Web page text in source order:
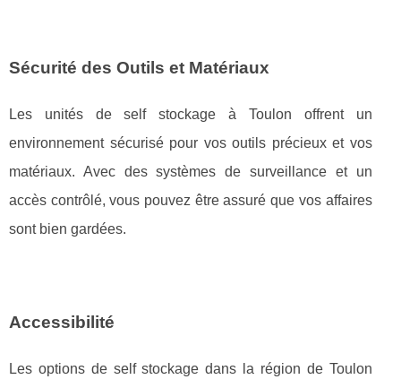
Sécurité des Outils et Matériaux
Les unités de self stockage à Toulon offrent un
environnement sécurisé pour vos outils précieux et vos
matériaux. Avec des systèmes de surveillance et un
accès contrôlé, vous pouvez être assuré que vos affaires
sont bien gardées.
Accessibilité
Les options de self stockage dans la région de Toulon